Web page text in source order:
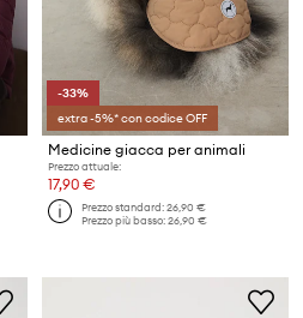
-33%
extra -5%* con codice OFF
Medicine giacca per animali
Prezzo attuale:
17,90 €
Prezzo standard:26,90 €
Prezzo più basso:26,90 €